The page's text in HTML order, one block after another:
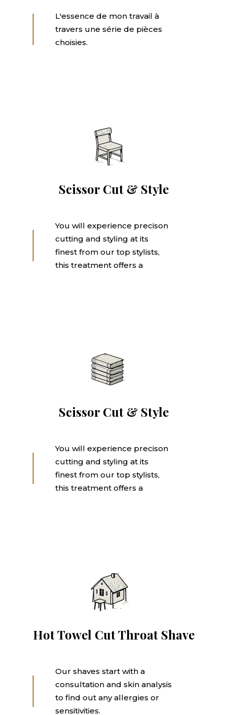
L'essence de mon travail à
travers une série de pièces
choisies.
Scissor Cut & Style
You will experience precison
cutting and styling at its
finest from our top stylists,
this treatment offers a
Scissor Cut & Style
You will experience precison
cutting and styling at its
finest from our top stylists,
this treatment offers a
Hot Towel Cut Throat Shave
Our shaves start with a
consultation and skin analysis
to find out any allergies or
sensitivities.